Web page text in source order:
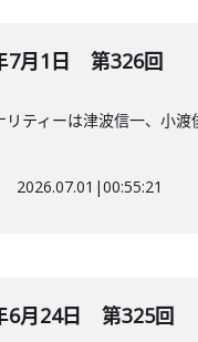
7月1日 第326回
リティーは津波信一、小
2026.07.01 |00:55:21
6月24日 第325回